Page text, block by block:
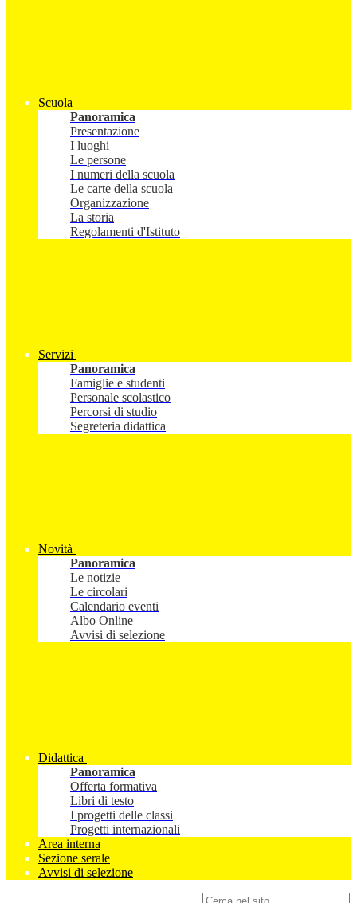
Scuola
Panoramica
Presentazione
I luoghi
Le persone
I numeri della scuola
Le carte della scuola
Organizzazione
La storia
Regolamenti d'Istituto
Servizi
Panoramica
Famiglie e studenti
Personale scolastico
Percorsi di studio
Segreteria didattica
Novità
Panoramica
Le notizie
Le circolari
Calendario eventi
Albo Online
Avvisi di selezione
Didattica
Panoramica
Offerta formativa
Libri di testo
I progetti delle classi
Progetti internazionali
Area interna
Sezione serale
Avvisi di selezione